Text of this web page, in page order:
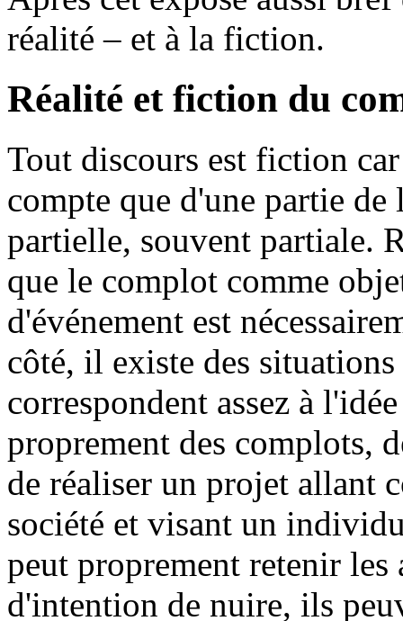
réalité – et à la fiction.
Réalité et fiction du
Tout discours est fiction
compte que d'une partie de
partielle, souvent partiale.
que le complot comme
d'événement est
côté, il existe des
correspondent assez à
proprement des complots,
de réaliser un projet allant
société et visant un
peut proprement retenir les
d'intention de nuire, ils